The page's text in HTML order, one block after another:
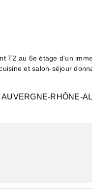
d'un immeuble avec
et salon-séjour
AUVERGNE-RHÔNE-